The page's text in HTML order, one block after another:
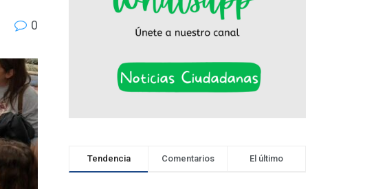
0
Tendencia Comentarios El último